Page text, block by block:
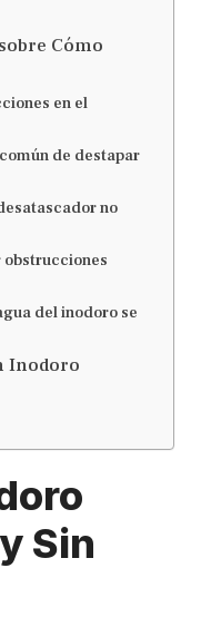
Cómo
en el
de destapar
no
obstrucciones
del inodoro se
Inodoro
Sin